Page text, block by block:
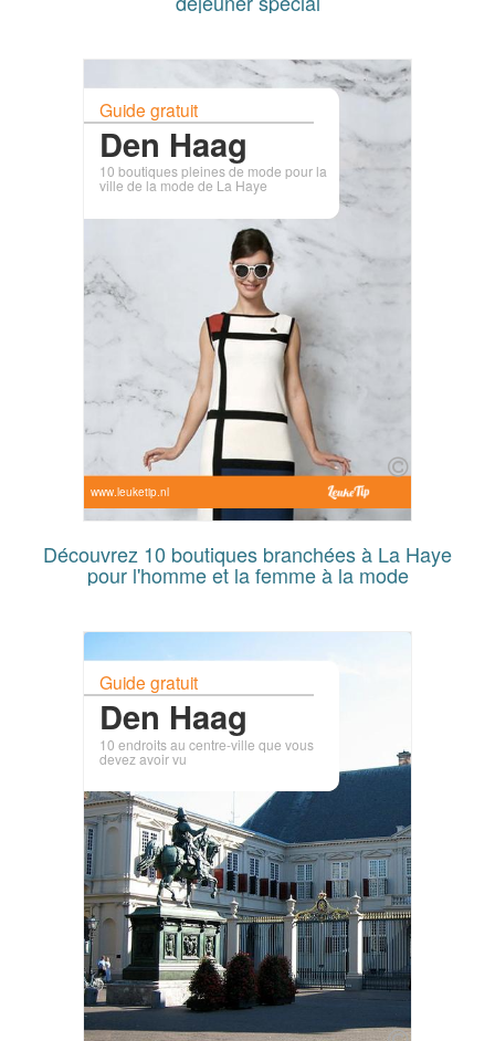
Guide gratuit
Den Haag
10 boutiques pleines de mode pour la
ville de la mode de La Haye
www.leuketip.nl
Découvrez 10 boutiques branchées à La Haye
pour l'homme et la femme à la mode
Guide gratuit
Den Haag
10 endroits au centre-ville que vous
devez avoir vu